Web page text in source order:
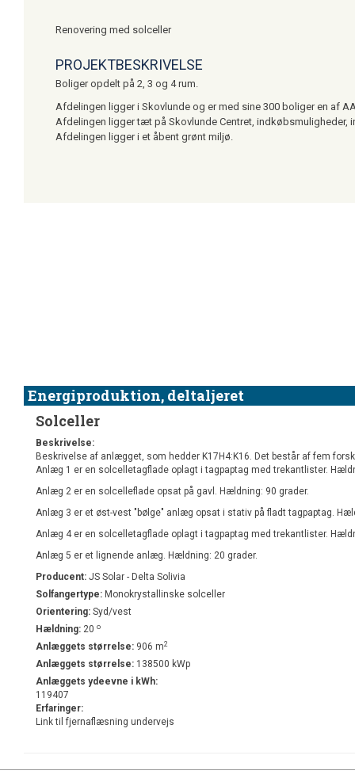
Renovering med solceller
PROJEKTBESKRIVELSE
Boliger opdelt på 2, 3 og 4 rum.
Afdelingen ligger i Skovlunde og er med sine 300 boliger en af
Afdelingen ligger tæt på Skovlunde Centret, indkøbsmuligheder,
Afdelingen ligger i et åbent grønt miljø.
Energiproduktion, deltaljeret
Solceller
Beskrivelse:
Beskrivelse af anlægget, som hedder K17H4:K16. Det består af fem
Anlæg 1 er en solcelletagflade oplagt i tagpaptag med trekantlister.
Anlæg 2 er en solcelleflade opsat på gavl. Hældning: 90 grader.
Anlæg 3 er et øst-vest "bølge" anlæg opsat i stativ på fladt tagpaptag.
Anlæg 4 er en solcelletagflade oplagt i tagpaptag med trekantlister.
Anlæg 5 er et lignende anlæg. Hældning: 20 grader.
Producent: JS Solar - Delta Solivia
Solfangertype: Monokrystallinske solceller
Orientering: Syd/vest
Hældning: 20 o
Anlæggets størrelse: 906 m2
Anlæggets størrelse: 138500 kWp
Anlæggets ydeevne i kWh:
119407
Erfaringer:
Link til fjernaflæsning undervejs